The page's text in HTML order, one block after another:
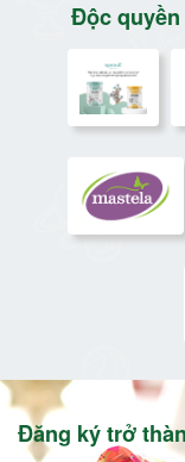
Độc
Đăng ký trở